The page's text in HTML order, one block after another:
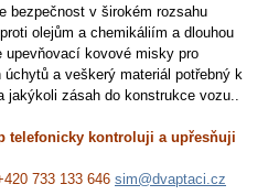
bezpečnost v širokém rozsahu
olejům a chemikáliím a dlouhou
upevňovací kovové misky pro
a veškerý materiál potřebný k
zásah do konstrukce vozu..
telefonicky kontroluji a upřesňuji
733 133 646 sim@dvaptaci.cz